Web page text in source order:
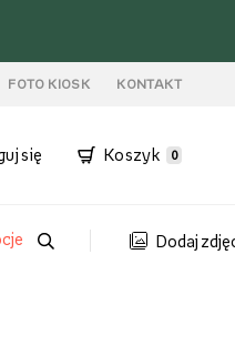
FOTO KIOSK KONTAKT
się Koszyk 0
Dodaj